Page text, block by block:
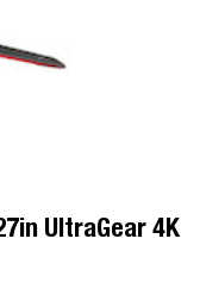
UltraGear 4K